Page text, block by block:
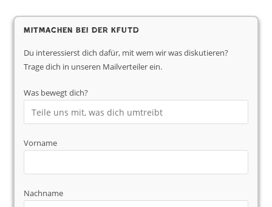
Mitmachen bei der KfUTD
Du interessierst dich dafür, mit wem wir was diskutieren?
Trage dich in unseren Mailverteiler ein.
Was bewegt dich?
Vorname
Nachname